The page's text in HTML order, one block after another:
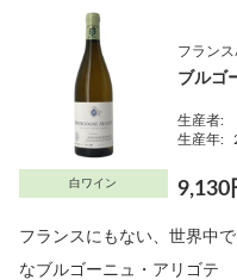
白ワイン
フラン
ブルゴ
生産者:
生産年:
9,130
フランスにもない、世界中
なブルゴーニュ・アリゴテ